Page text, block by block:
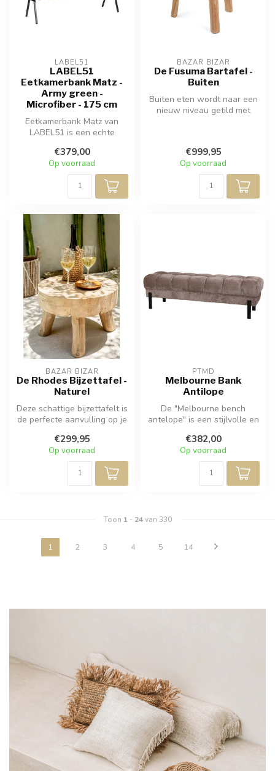
LABEL51
LABEL51
Eetkamerbank Matz -
Army green -
Microfiber - 175 cm
Eetkamerbank Matz van
LABEL51 is een echte
is een s...
€379,00
Op voorraad
BAZAR BIZAR
De Fusuma Bartafel -
Buiten
Buiten eten wordt naar een
nieuw niveau getild met
€999,95
Op voorraad
BAZAR BIZAR
De Rhodes Bijzettafel -
Naturel
Deze schattige bijzettafelt is
de perfecte aanvulling op je
€299,95
Op voorraad
PTMD
Melbourne Bank
Antilope
De "Melbourne bench
antelope" is een stijlvolle en
uw...
€382,00
Op voorraad
Toon 1- 24van 330
1 2 3 4 5 14